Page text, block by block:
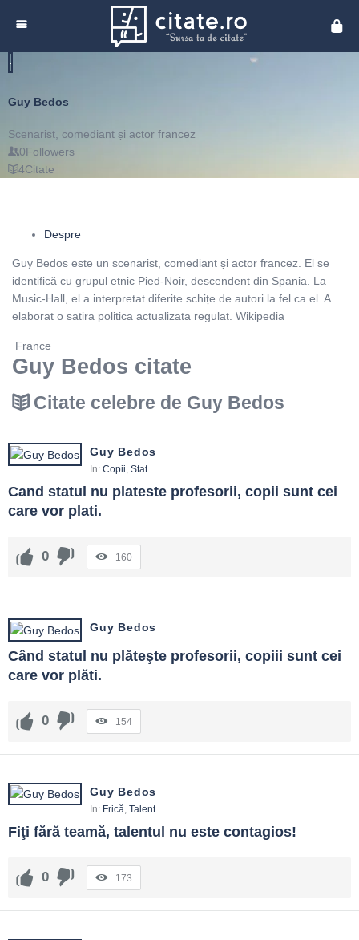
Guy Bedos
Scenarist, comediant și actor francez
0Followers
4Citate
Despre
Guy Bedos este un scenarist, comediant și actor francez. El se
identifică cu grupul etnic Pied-Noir, descendent din Spania. La
Music-Hall, el a interpretat diferite schițe de autori la fel ca el. A
elaborat o satira politica actualizata regulat. Wikipedia
France
Guy Bedos citate
Citate celebre de Guy Bedos
Guy Bedos
In: Copii, Stat
Cand statul nu plateste profesorii, copii sunt cei
care vor plati.
0 160
Guy Bedos
Când statul nu plăteşte profesorii, copiii sunt cei
care vor plăti.
0 154
Guy Bedos
In: Frică Talent
Fiţi fără teamă, talentul nu este contagios!
0 173